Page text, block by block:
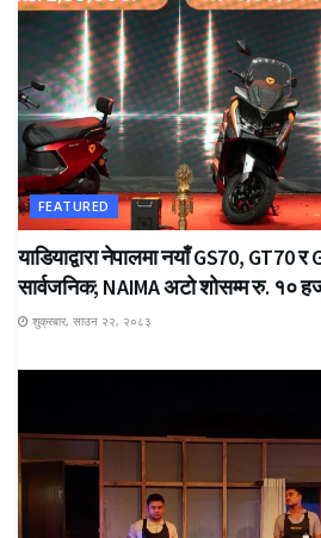
FEATURED
याडियाद्वारा नेपालमा नयाँ GS70, GT70
सार्वजनिक; NAIMA अटो शोसम्म रु. १०
शुक्रबार, साउन २२, २०८३